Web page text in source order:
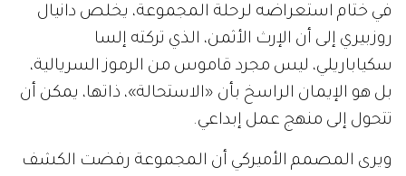
في ختام استعراضه لرحلة المجموعة، يخلص دانيال
روزبيري إلى أن الإرث الأثمن، الذي تركته إلسا
سكياباريلي، ليس مجرد قاموس من الرموز السريالية،
بل هو الإيمان الراسخ بأن «الاستحالة»، ذاتها، يمكن أن
تتحول إلى منهج عمل إبداعي.
ويرى المصمم الأميركي أن المجموعة رفضت الكشف